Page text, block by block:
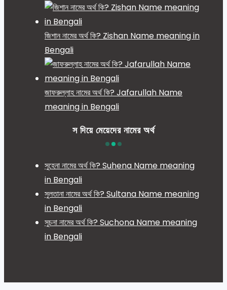
জিশান নামের অর্থ কি? Zishan Name meaning in
Bengali
জাফরুল্লাহ নামের অর্থ কি? Jafarullah Name
meaning in Bengali
স দিয়ে মেয়েদের নামের অর্থ
সুহেনা নামের অর্থ কি? Suhena Name meaning
in Bengali
সুলতানা নামের অর্থ কি? Sultana Name meaning
in Bengali
সুচনা নামের অর্থ কি? Suchona Name meaning
in Bengali